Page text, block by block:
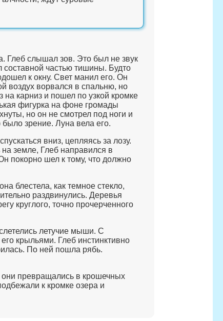
Глеб слышал зов. Это был не звук
составной частью тишины. Будто
к окну. Свет манил его. Он
воздух ворвался в спальню, но
на карниз и пошел по узкой кромке
фигурка на фоне громады
но он не смотрел под ноги и
зрение. Луна вела его.
вниз, цепляясь за лозу.
земле, Глеб направился в
покорно шел к тому, что должно
блестела, как темное стекло,
раздвинулись. Деревья
круглого, точно прочерченного
летучие мыши. С
крыльями. Глеб инстинктивно
По ней пошла рябь.
они превращались в крошечных
к кромке озера и